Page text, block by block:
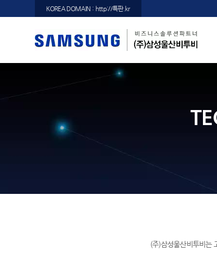
KOREA DOMAIN : http://특판.kr
(주)삼성울산비투비는